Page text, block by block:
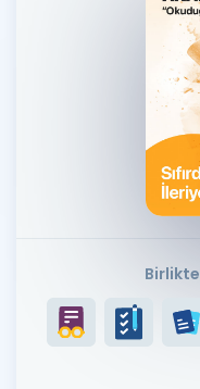
Puan
Rehberlik Aracı
ÖSYM Sınav
Kampanyalar
İngilizce Gramer